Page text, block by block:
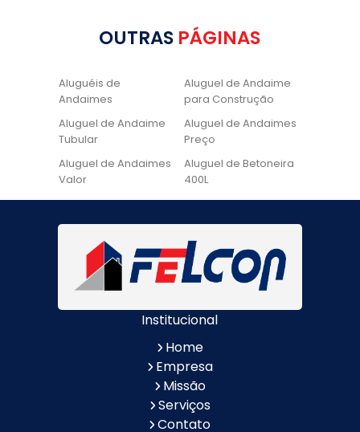
OUTRAS PÁGINAS
Aluguéis de
Andaimes
Aluguel de Andaime
para Construção
Aluguel de Andaime
Tubular
Aluguel de Andaimes
Preço
Aluguel de Andaimes
Valor
Aluguel de Betoneira
400L
Aluguel de Betoneira
Cadeira de Pintura
Locação de Andaime
Preço
Locação de Andaime
Tubular
Locação de Andaime
Locação de
Quanto Custa
Andaimes
Valor do Aluguel de
Andaimes
Aluguel de Escada de
Aluguel de Escada de
Institucional
Home
Empresa
Missão
Serviços
Contato